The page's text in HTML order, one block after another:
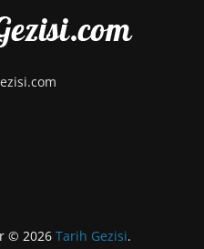
© 2026 Tarih Gezisi.